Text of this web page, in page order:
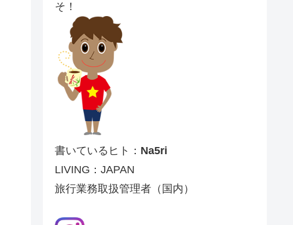
そ！
書いているヒト： Na5ri
LIVING：JAPAN
旅行業務取扱管理者（国内）